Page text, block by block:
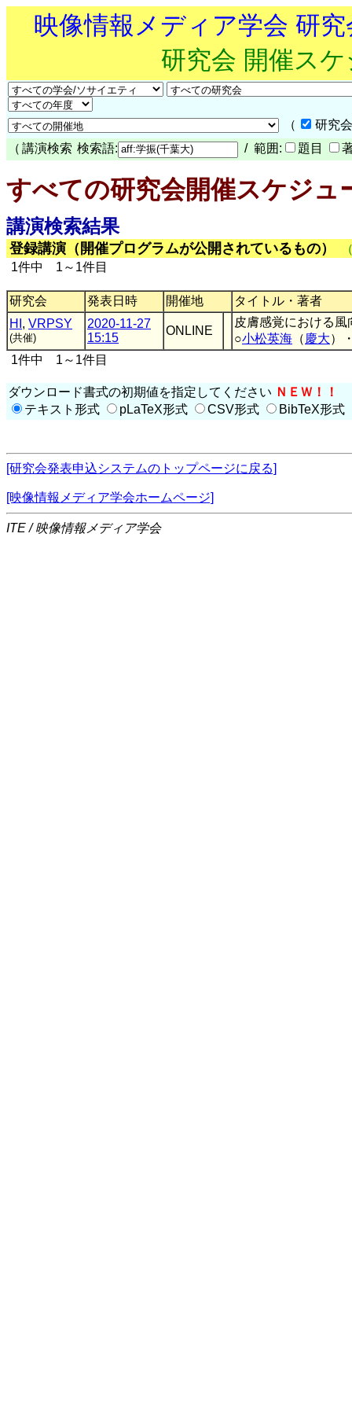
映像情報メディア学会 研
研究会 開催ス
（
研究
（ 講演検索 検索語: / 範囲: 題目
すべての研究会開催スケジュ
講演検索結果
登録講演（開催プログラムが公開されているもの）
1件中 1～1件目
研究会 発表日時 開催地
タイトル・著者
HI , VRPSY
(共催)
2020-11-27
15:15
ONLINE
皮膚感覚における風
○小松英海 （ 慶大）
1件中 1～1件目
ダウンロード書式の初期値を指定してください ＮＥＷ！！
テキスト形式
pLaTeX形式 CSV形式 BibTeX形式
[研究会発表申込システムのトップページに戻る]
[映像情報メディア学会ホームページ]
ITE / 映像情報メディア学会